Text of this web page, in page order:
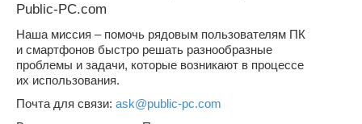
Public-PC.com
Наша миссия – помочь рядовым пользователям ПК
и смартфонов быстро решать разнообразные
проблемы и задачи, которые возникают в процессе
их использования.
Почта для связи: ask@public-pc.com